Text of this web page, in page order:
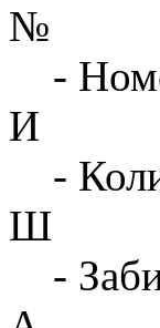
№
-
И
-
Ш
-